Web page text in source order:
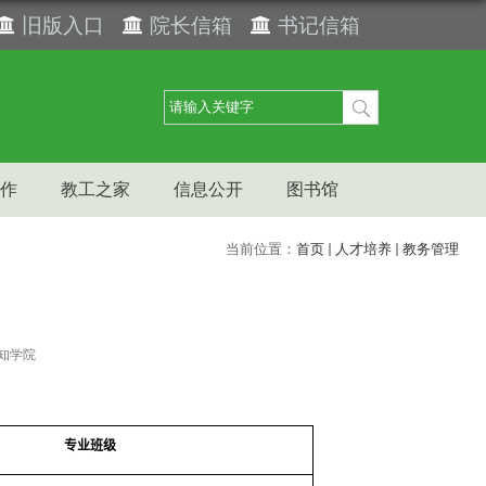
旧版入口 院长信箱 书记信箱
教工之家 信息公开 图书馆
当前位置： 首页 人才培养 教务管理
学院
专业班级